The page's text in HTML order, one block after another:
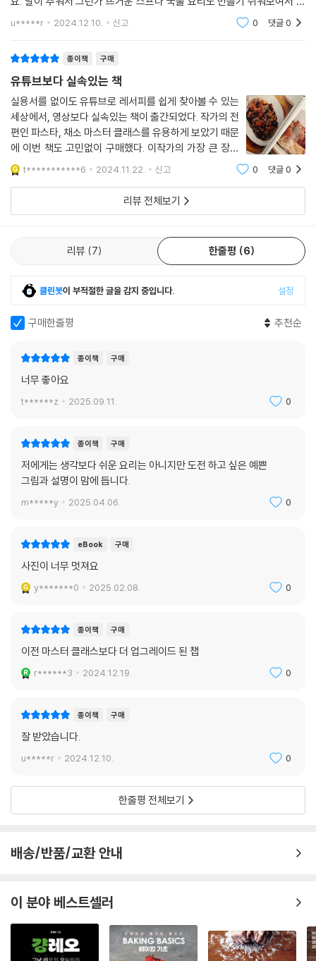
으면서도 다채로운 맛과 기분 좋은 포만감을 선사하는 백지혜만의 풍미 노
사진 그 이상의 사진, 정멜멜 작가 특유의 감성으로 아름답고 생생하게
예술 작품으로 재탄생한 재료 콜라주 ‘채소힙’
『채소 마스터 클래스』로 호흡을 맞췄던 정멜멜 포토그래퍼와 이번 『풍미
마스터 클래스』에서도 다시 한번 함께했다. 요리의 작은 질감 하나하나 놓
치지 않으면서도 특유의 정서가 묻어나는 정멜멜의 섬세한 사진은 그냥 단
순한 사진 그 이상이다. 요리책이지만 펼치는 순간 넋을 놓고 일단 감상하
게 되는 매력의 요리 사진들은 물론이고, 이번 『풍미 마스터 클래스』에서
바로 각 요리에 쓰인 기본 채소와 풍미의 킥을 완성하는 주요 재료의 콜라
주 작업이다. 재료 하나하나 초근접 촬영으로 세세한 부분까지 모두 포착
다. 이 역시 정멜멜의 손끝에서 모두 한 땀 한 땀 탄생한 하나의 예술 작품
공을 들였다. 이로써 우리는 실체가 없는 ‘풍미’를 손에 잡힐 듯 눈앞에 펼
한층 더 높여주는 『풍미 마스터 클래스』만의 또 다른 감상 포인트이자 새
롭게 탄생한 ‘채소힙’이다.
아요. 사진도 쨍하니 예쁘네요. 자주 들여다보고 싶은 요리책이에요.
u*****r 2024.12.10. 신고 0 댓글0
종이책 구매
유튜브보다 실속있는 책
실용서를 없이도 유튜브로 레서피를 쉽게 찾아볼 수 있는
세상에서, 영상보다 실속있는 책이 출간되었다. 작가의 전
편인 파스타, 채소 마스터 클래스를 유용하게 보았기 때문
에 이번 책도 고민없이 구매했다. 이작가의 가장 큰 장점
은 멋부리지 않고도 근사한 음식을 짧은 시간내에 만들 수
있다는 점이다. 요리시간에 대한 부담이 많은 사람들에게
첫번째로 추천한다. 냉장고속 애매하게
t***********6 2024.11.22. 신고 0 댓글0
리뷰 전체보기
리뷰 7 한줄평 6
클린봇이 부적절한 글을 감지 중입니다. 설정
구매한줄평 추천순
종이책 구매
너무 좋아요
t******z 2025.09.11. 0
종이책 구매
저에게는 생각보다 쉬운 요리는 아니지만 도전 하고 싶은 예쁜
그림과 설명이 맘에 듭니다.
m*****y 2025.04.06. 0
eBook 구매
사진이 너무 멋져요
y*******0 2025.02.08. 0
종이책 구매
이전 마스터 클래스보다 더 업그레이드 된 챕
r******3 2024.12.19. 0
종이책 구매
잘 받았습니다.
u*****r 2024.12.10. 0
한줄평 전체보기
배송/반품/교환 안내
이 분야 베스트셀러